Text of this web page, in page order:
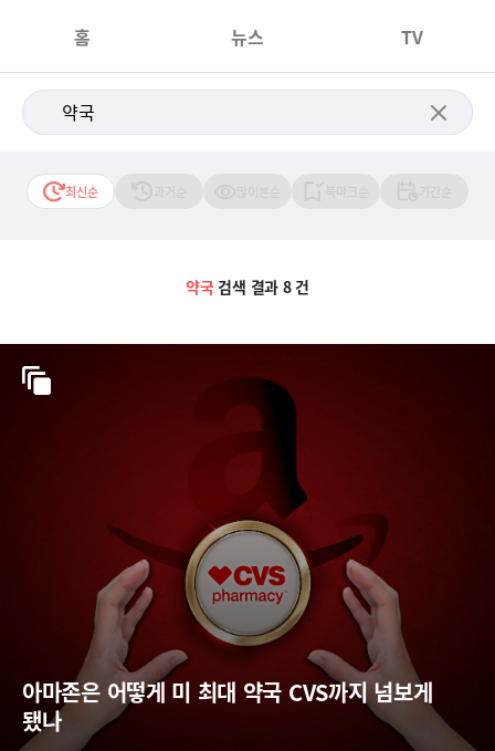
홈 뉴스 TV
최신순
약국검색 결과 8 건
아마존은 어떻게 미 최대 약국 CVS까지 넘보게
됐나